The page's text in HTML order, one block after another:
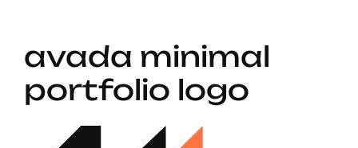
avada minimal
portfolio logo